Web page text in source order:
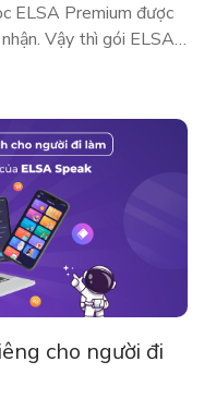
ELSA Premium được
Vậy thì gói ELSA
và ELSA Free? Hãy
cho người đi